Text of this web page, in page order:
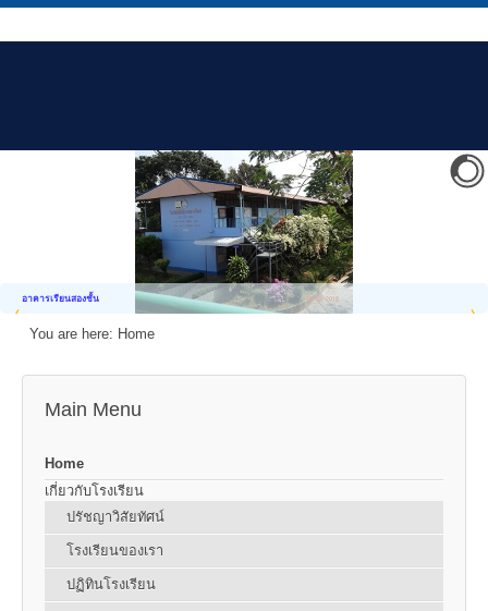
อาคารเรียนสองชั้น
You are here: Home
Main Menu
Home
เกี่ยวกับโรงเรียน
ปรัชญาวิสัยทัศน์
โรงเรียนของเรา
ปฏิทินโรงเรียน